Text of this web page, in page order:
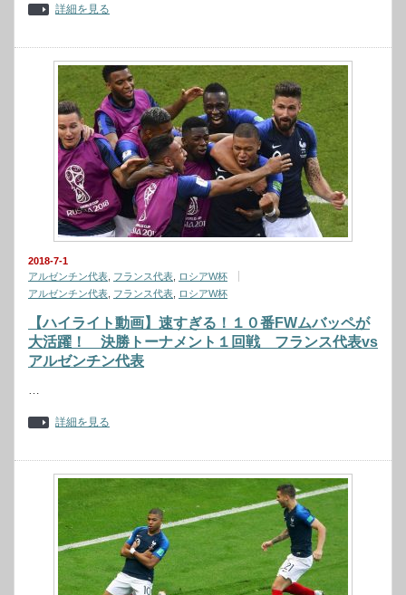
詳細を見る
2018-7-1
アルゼンチン代表 フランス代表
ロシアW杯
アルゼンチン代表 フランス代表 ロシアW杯
【ハイライト動画】速すぎる！１０番FWムバッペが
大活躍！ 決勝トーナメント１回戦 フランス代表vs
アルゼンチン代表
…
詳細を見る